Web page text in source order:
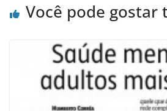
Você pode gostar